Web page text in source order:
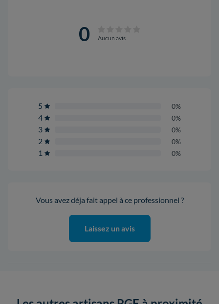
0 Aucun avis
5 0%
4 0%
3 0%
2 0%
1 0%
Vous avez déja fait appel à ce professionnel ?
Laissez un avis